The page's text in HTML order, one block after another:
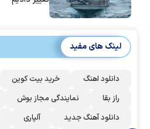
لینک های مفید
دانلود اهنگ خرید بیت کوین
راز بقا
نمایندگی مجاز بوش
دانلود آهنگ جدید
آلپاری